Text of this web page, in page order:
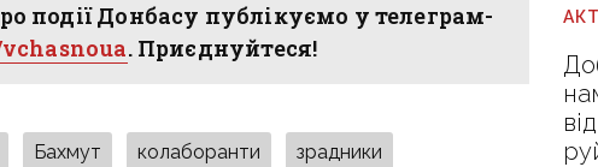
події Донбасу публікуємо у телеграм-
. Приєднуйтеся!
Бахмут колаборанти зрадники